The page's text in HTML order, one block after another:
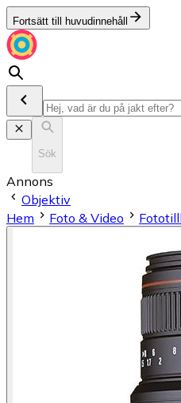
Fortsätt till huvudinnehåll
Sök
Annons
Objektiv
Hem
Foto & Video